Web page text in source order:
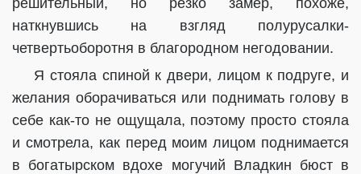
решительный, но резко замер, похоже,
наткнувшись на взгляд полурусалки-
четвертьоборотня в благородном негодовании.
Я стояла спиной к двери, лицом к подруге, и
желания оборачиваться или поднимать голову в
себе как-то не ощущала, поэтому просто стояла
и смотрела, как перед моим лицом поднимается
в богатырском вдохе могучий Владкин бюст в